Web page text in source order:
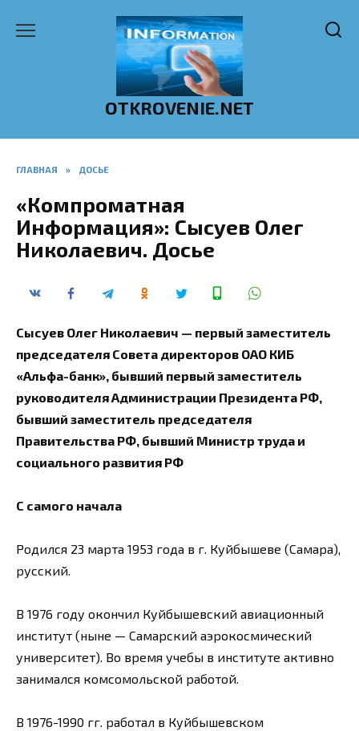
OTKROVENIE.NET
ГЛАВНАЯ » ДОСЬЕ
«Компроматная
Информация»: Сысуев Олег
Николаевич. Досье
Сысуев Олег Николаевич — первый заместитель
председателя Совета директоров ОАО КИБ
«Альфа-банк», бывший первый заместитель
руководителя Администрации Президента РФ,
бывший заместитель председателя
Правительства РФ, бывший Министр труда и
социального развития РФ
С самого начала
Родился 23 марта 1953 года в г. Куйбышеве (Самара),
русский.
В 1976 году окончил Куйбышевский авиационный
институт (ныне — Самарский аэрокосмический
университет). Во время учебы в институте активно
занимался комсомольской работой.
В 1976-1990 гг. работал в Куйбышевском